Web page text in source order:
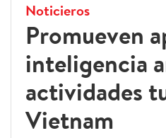
Noticieros
Promueven
inteligencia
actividades
Vietnam